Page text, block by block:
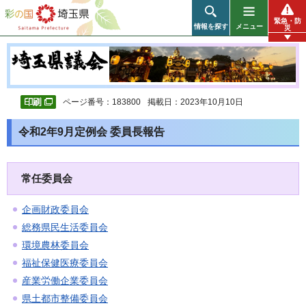
彩の国 埼玉県
情報を探す メニュー
緊急・防
災
ページ番号：183800 掲載日：2023年10月10日
令和2年9月定例会 委員長報告
常任委員会
企画財政委員会
総務県民生活委員会
環境農林委員会
福祉保健医療委員会
産業労働企業委員会
県土都市整備委員会